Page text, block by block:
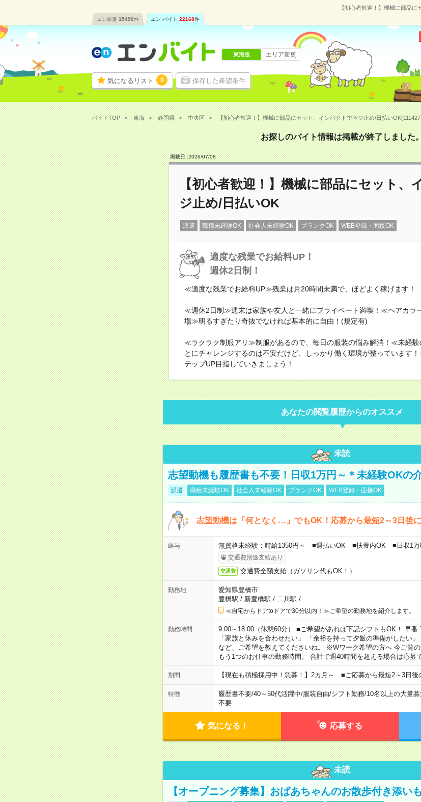
【初心者歓迎！】機械に部品に
エン派遣 15490件 エン バイト 22168件
気になるリスト 0 保存した希望条件
東海版 エリア変更
バイトTOP 東海 静岡県 中央区 【初心者歓迎！】機械に部品にセット、インパクトでネジ止め/日払い
お探しのバイト情報は掲載が終了しました
掲載日 :2026/07/08
【初心者歓迎！】機械に部品にセット、
ジ止め/日払いOK
派遣 職種未経験OK 社会人未経験OK ブランクOK WEB登録・面接OK
適度な残業でお給料UP！
週休2日制！
≪適度な残業でお給料UP≫残業は月20時間未満で、ほどよく稼げます！
≪週休2日制≫週末は家族や友人と一緒にプライベート満喫！≪ヘアカラ
場≫明るすぎたり奇抜でなければ基本的に自由！(規定有)
≪ラクラク制服アリ≫制服があるので、毎日の服装の悩み解消！≪未経
とにチャレンジするのは不安だけど、しっかり働く環境が整っています
テップUP目指していきましょう！
あなたの閲覧履歴からのオススメ
未読
志望動機も履歴書も不要！日収1万円～＊未経験OKの
派遣 職種未経験OK 社会人未経験OK ブランクOK WEB登録・面接OK
志望動機は「何となく…」でもOK！応募から最短2～3日後
給与 無資格未経験：時給1350円～ ■週払いOK ■扶養内OK ■日収1万
交通費別途支給あり
交通費 交通費全額支給（ガソリン代もOK！）
勤務地
愛知県豊橋市
豊橋駅 / 新豊橋駅 / 二川駅 /
≪自宅からドアtoドアで30分以内！≫ご希望の勤務地を紹介します。
勤務時間
9:00～18:00（休憩60分） ■ご希望があれば下記シフトもOK！ 早番
「家族と休みを合わせたい」 「余裕を持って夕飯の準備がしたい
など、ご希望を教えてくださいね。 ※Wワーク希望の方へ 今ご覧の
もう1つのお仕事の勤務時間。 合計で週40時間を超える場合は応募
期間 【現在も積極採用中！急募！】2カ月～ ■ご応募から最短2～3日後
特徴 履歴書不要/40～50代活躍中/服装自由/シフト勤務/10名以上の大量募
不要
気になる！ 応募する
未読
【オープニング募集】おばあちゃんのお散歩付き添い